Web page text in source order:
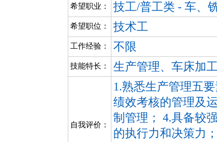
希望职业： 技工/普工类 - 车、
希望职位： 技术工
工作经验： 不限
技能特长： 生产管理、车床加
自我评价：
1.熟悉生产管理五
绩效考核的管理及
制管理； 4.具备较
的执行力和决策力